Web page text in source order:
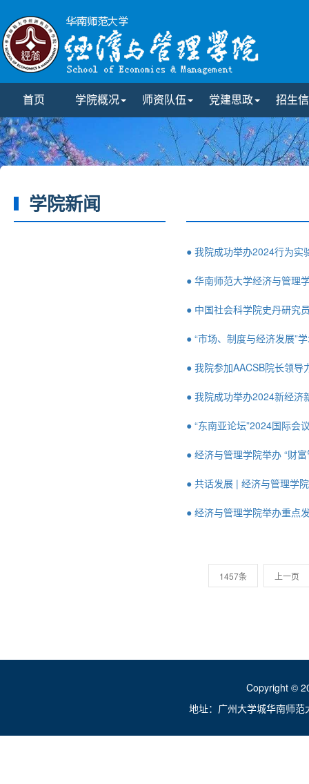
首页 学院概况 师资队伍 党建思政 招生
学院新闻
● 我院成功举办2024行为实
● 华南师范大学经济与管理
● 中国社会科学院史丹研究
● “市场、制度与经济发展”
● 我院参加AACSB院长领
● 我院成功举办2024新经济
● “东南亚论坛”2024国际会
● 经济与管理学院举办 “财
● 共话发展 | 经济与管理学
● 经济与管理学院举办重点
1457条 上一页
Copyright ©
地址：广州大学城华南